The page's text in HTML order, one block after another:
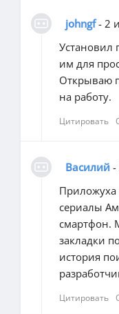
johngf - 2
Установил
им для
Открываю
на работу.
Цитировать
Василий -
Приложуха
сериалы
смартфон.
закладки
история
Цитировать